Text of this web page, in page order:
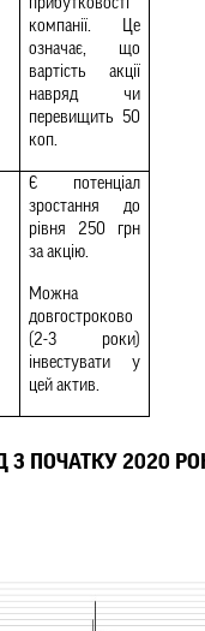
прибутковості
компанії. Це
означає, що
вартість акції
навряд чи
перевищить 50
коп.
Є потенціал
зростання до
рівня 250 грн
за акцію.
Можна
довгостроково
(2-3 роки)
інвестувати у
цей актив.
З ПОЧАТКУ 2020